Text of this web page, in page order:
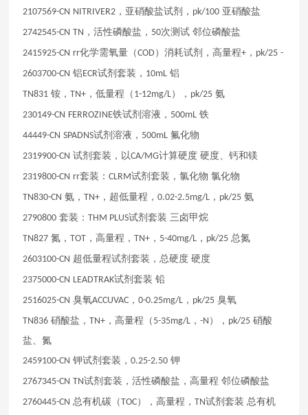
2107569-CN NITRIVER2 ，亚硝酸盐试剂， pk/100 亚硝酸盐
2742545-CN TN ，活性磷酸盐， 50次测试 邻位磷酸盐
2415925-CN rr化学需氧量（COD ）消耗试剂，高量程+ ， pk/25 -
2603700-CN 铝ECR试剂套装， 10mL 铝
TN831 铵，TN+ ，低量程（ 1-12mg/L）， pk/25 氨
230149-CN FERROZINE铁试剂溶液， 500mL 铁
44449-CN SPADNS试剂溶液， 500mL 氟化物
2319900-CN 试剂套装，以CA/MG计算硬度 硬度、钙和镁
2319800-CN rr套装：CLRM试剂套装，氯化物 氯化物
TN830-CN 氨，TN+ ，超低量程，0.02-2.5mg/L ， pk/25 氨
2790800 套装：THM PLUS试剂套装 三卤甲烷
TN827 氮，TOT ，高量程，TN+ ， 5-40mg/L ， pk/25 总氮
2603100-CN 超低量程试剂套装，总硬度 硬度
2375000-CN LEADTRAK试剂套装 铅
2516025-CN 臭氧ACCUVAC ，0-0.25mg/L ， pk/25 臭氧
TN836 硝酸盐，TN+ ，高量程（ 5-35mg/L ，-N ）， pk/25 硝酸
盐、氮
2459100-CN 钾试剂套装，0.25-2.50 钾
2767345-CN TN试剂套装，活性磷酸盐，高量程 邻位磷酸盐
2760445-CN 总有机碳（TOC），高量程，TN试剂套装 总有机